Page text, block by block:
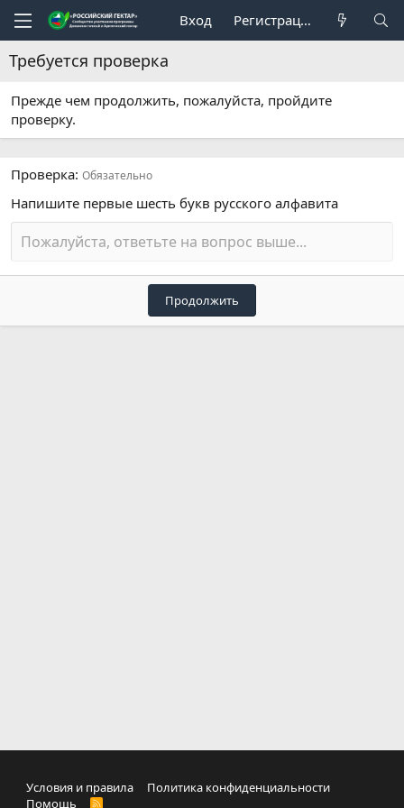
Вход Регистрация
Требуется проверка
Прежде чем продолжить, пожалуйста, пройдите
проверку.
Проверка Обязательно
Напишите первые шесть букв русского алфавита
Продолжить
Условия и правила
Политика конфиденциальности
Помощь
R